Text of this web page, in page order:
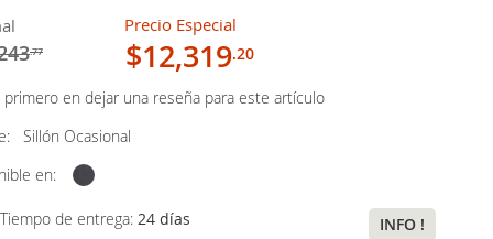
.77
Precio Especial
$12,319.20
primero en dejar una reseña para este artículo
Sillón Ocasional
en:
Tiempo de entrega: 24 días
INFO !